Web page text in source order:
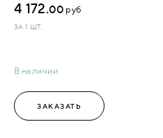
В наличии
4 172.00 руб
ЗА 1 ШТ.
ЗАКАЗАТЬ